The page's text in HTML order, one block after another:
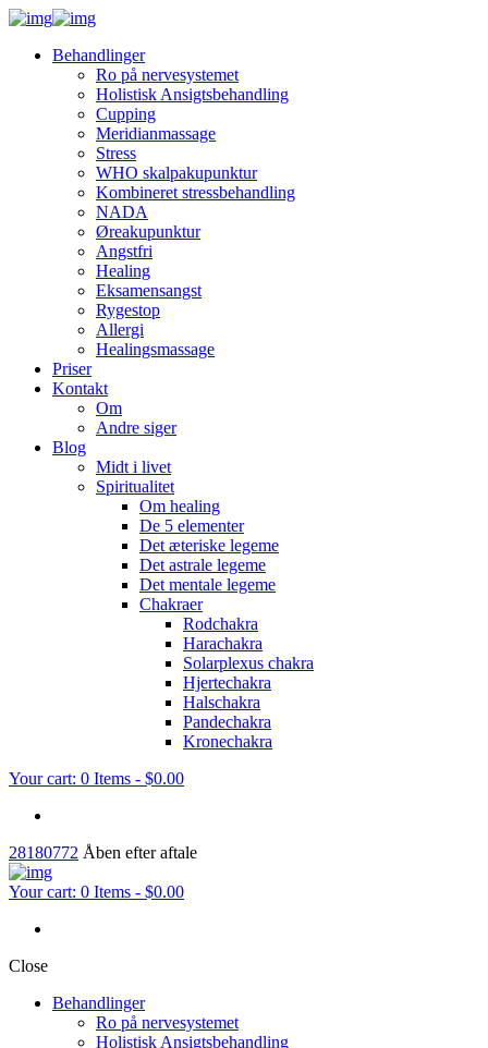
Behandlinger
Ro på nervesystemet
Holistisk Ansigtsbehandling
Cupping
Meridianmassage
Stress
WHO skalpakupunktur
Kombineret stressbehandling
NADA
Øreakupunktur
Angstfri
Healing
Eksamensangst
Rygestop
Allergi
Healingsmassage
Priser
Kontakt
Om
Andre siger
Blog
Midt i livet
Spiritualitet
Om healing
De 5 elementer
Det æteriske legeme
Det astrale legeme
Det mentale legeme
Chakraer
Rodchakra
Harachakra
Solarplexus chakra
Hjertechakra
Halschakra
Pandechakra
Kronechakra
Your cart: 0 Items - $0.00
28180772 Åben efter aftale
Your cart: 0 Items - $0.00
Close
Behandlinger
Ro på nervesystemet
Holistisk Ansigtsbehandling